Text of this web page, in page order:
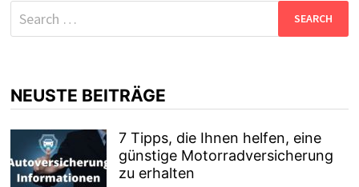
Search
for:
NEUSTE BEITRÄGE
7 Tipps, die Ihnen helfen, eine
günstige Motorradversicherung
zu erhalten